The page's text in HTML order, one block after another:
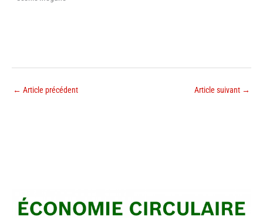
← Article précédent Article suivant →